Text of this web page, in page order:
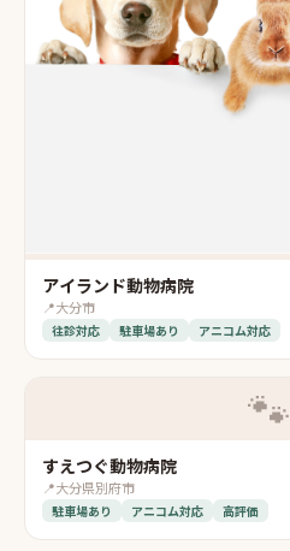
アイランド動物病院
📍大分市
往診対応 駐車場あり アニコム対応
🐾
すえつぐ動物病院
📍大分県別府市
駐車場あり アニコム対応 高評価